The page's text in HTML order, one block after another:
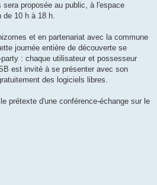
proposée au public, à l'espace
de 10 h à 18 h.
et en partenariat avec la commune
journée entière de découverte se
: chaque utilisateur et possesseur
est invité à se présenter avec son
des logiciels libres.
prétexte d'une conférence-échange sur le